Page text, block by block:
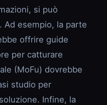
si può
Ad esempio, la parte
offrire guide
per catturare
(MoFu) dovrebbe
studio per
Infine, la